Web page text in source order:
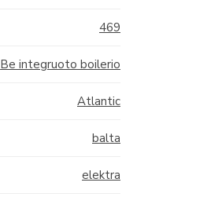
469
Be integruoto boilerio
Atlantic
balta
elektra